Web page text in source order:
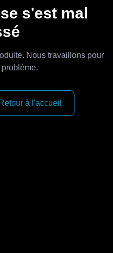
s'est mal
Nous travaillons pour
Retour à l'accueil